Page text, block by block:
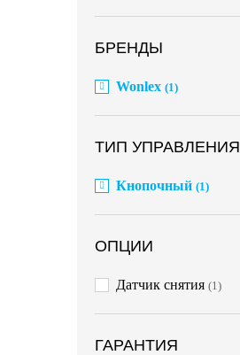
БРЕНДЫ
Wonlex (1)
ТИП УПРАВЛЕНИЯ
Кнопочный (1)
ОПЦИИ
Датчик снятия (1)
ГАРАНТИЯ